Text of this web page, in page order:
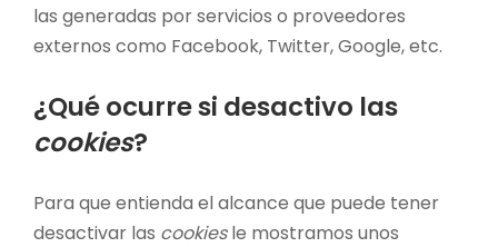
las generadas por servicios o proveedores
externos como Facebook, Twitter, Google, etc.
¿Qué ocurre si desactivo las
cookies?
Para que entienda el alcance que puede tener
desactivar las cookiesle mostramos unos